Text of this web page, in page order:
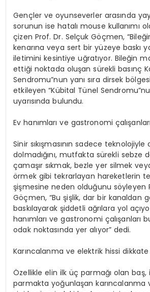
Gençler veoyunseverlerarasında
sorunun ise hatalı mouse kullanımı
çizen Prof. Dr. Selçuk Göçmen,
kenarına veya sert bir yüzeye baskı
iletimini kesintiye uğratıyor. Bileğin
ettiği noktada oluşan sürekli basınç
Sendromu”nun yanı sıra dirsek
etkileyen “Kübital Tünel Sendromu”nu
uyarısında bulundu.
Ev hanımları ve gastronomi
Sinir sıkışmasının sadece teknolojiyle
dolmadığını, mutfakta sürekli sebze
çamaşır sıkmak, bezle yer silmek
örmek gibi tekrarlayan hareketlerin
şişmesine neden olduğunu söyleyen
Göçmen, “Bu şişlik, dar bir kanaldan
baskılayarak şiddetli ağrılara yol
hanımları ve gastronomi çalışanları
odak noktasında yer alıyor” dedi.
Karıncalanma ve elektrik hissi dikkate
Özellikle elin ilk üç parmağı olan
parmakta yoğunlaşan karıncalanma